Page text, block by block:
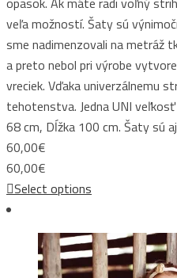
veľa možností. Šaty sú
sme nadimenzovali na metráž
a preto nebol pri výrobe
vreciek. Vďaka univerzálnemu
tehotenstva. Jedna UNI
68 cm, Dĺžka 100 cm. Šaty sú
60,00€
60,00€
Select options